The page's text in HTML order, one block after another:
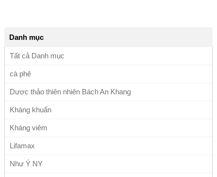
Danh mục
Tất cả Danh mục
cà phê
Dược thảo thiên nhiên Bách An Khang
Kháng khuẩn
Kháng viêm
Lifamax
Như Ý NY